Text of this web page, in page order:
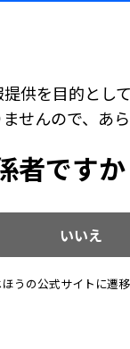
供を目的として
せんので、あ
者ですか
いいえ
うの公式サイトに遷移